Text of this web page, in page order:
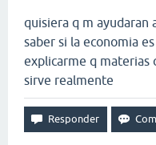
quisiera q m ayudaran
saber si la economia
explicarme q materias
sirve realmente